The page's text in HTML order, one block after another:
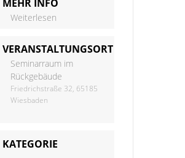
MEHR INFO
Weiterlesen
VERANSTALTUNGSORT
Seminarraum im
Rückgebäude
Friedrichstraße 32, 65185
Wiesbaden
KATEGORIE